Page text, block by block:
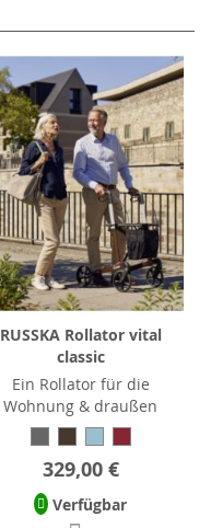
RUSSKA Rollator vital
classic
Ein Rollator für die
Wohnung & draußen
329,00 €
Verfügbar